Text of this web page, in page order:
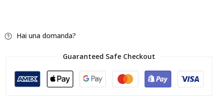
Hai una domanda?
Guaranteed Safe Checkout